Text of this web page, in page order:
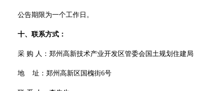
公告期限为一个工作日。
十、联系方式：
采 购 人：郑州高新技术产业开发区管委会国土规划住建局
地 址：郑州高新区国槐街6号